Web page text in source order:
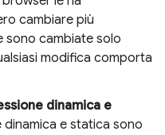
cambiare più
sono cambiate solo
modifica comporta
dinamica e
dinamica e statica sono